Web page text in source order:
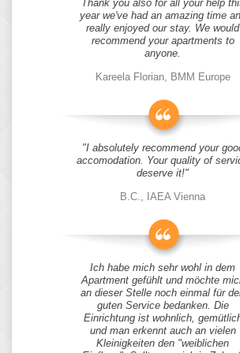
Thank you also for all your help
year we've had an amazing time
really enjoyed our stay. We would
recommend your apartments to
anyone.
Kareela Florian, BMM Europe
"I absolutely recommend your
accomodation. Your quality of
deserve it!"
B.C., IAEA Vienna
Ich habe mich sehr wohl in dem
Apartment gefühlt und möchte
an dieser Stelle noch einmal für
guten Service bedanken. Die
Einrichtung ist wohnlich,
und man erkennt auch an vielen
Kleinigkeiten den "weiblichen